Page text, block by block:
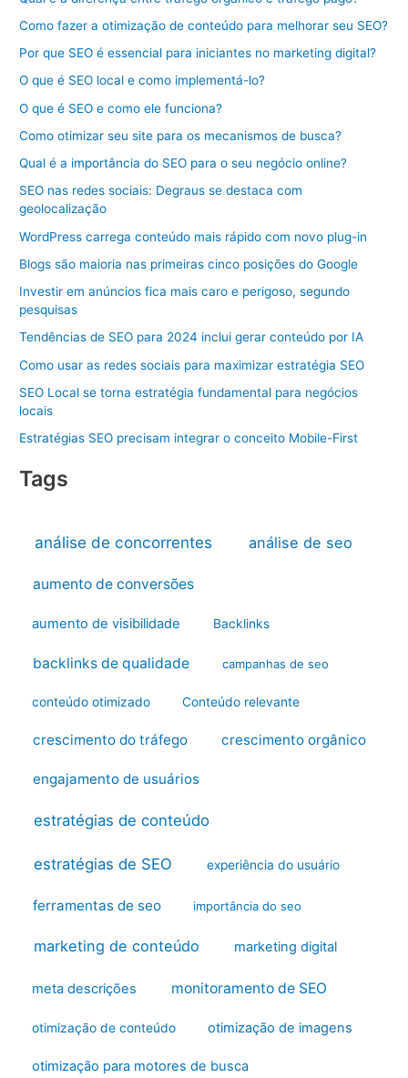
Como fazer a otimização de conteúdo para melhorar seu SEO?
Por que SEO é essencial para iniciantes no marketing digital?
O que é SEO local e como implementá-lo?
O que é SEO e como ele funciona?
Como otimizar seu site para os mecanismos de busca?
Qual é a importância do SEO para o seu negócio online?
SEO nas redes sociais: Degraus se destaca com
geolocalização
WordPress carrega conteúdo mais rápido com novo plug-in
Blogs são maioria nas primeiras cinco posições do Google
Investir em anúncios fica mais caro e perigoso, segundo
pesquisas
Tendências de SEO para 2024 inclui gerar conteúdo por IA
Como usar as redes sociais para maximizar estratégia SEO
SEO Local se torna estratégia fundamental para negócios
locais
Estratégias SEO precisam integrar o conceito Mobile-First
Tags
análise de concorrentes análise de seo
aumento de conversões
aumento de visibilidade Backlinks
backlinks de qualidade campanhas de seo
conteúdo otimizado Conteúdo relevante
crescimento do tráfego crescimento orgânico
engajamento de usuários
estratégias de conteúdo
estratégias de SEO experiência do usuário
ferramentas de seo importância do seo
marketing de conteúdo marketing digital
meta descrições monitoramento de SEO
otimização de conteúdo otimização de imagens
otimização para motores de busca